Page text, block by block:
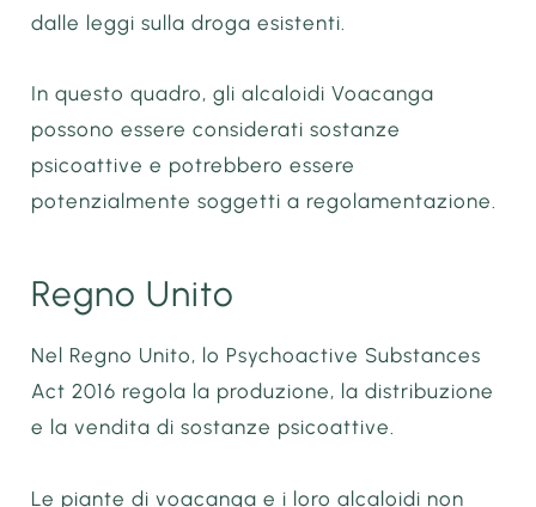
dalle leggi sulla droga esistenti.
In questo quadro, gli alcaloidi Voacanga
possono essere considerati sostanze
psicoattive e potrebbero essere
potenzialmente soggetti a regolamentazione.
Regno Unito
Nel Regno Unito, lo Psychoactive Substances
Act 2016 regola la produzione, la distribuzione
e la vendita di sostanze psicoattive.
Le piante di voacanga e i loro alcaloidi non